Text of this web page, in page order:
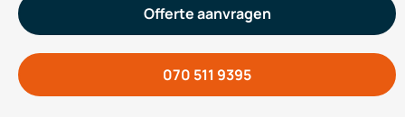
Offerte aanvragen
070 511 9395